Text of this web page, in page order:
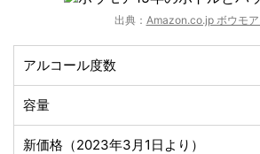
出典： Amazon.co.jp ボウモ
アルコール度数
容量
新価格（2023年3月1日より）